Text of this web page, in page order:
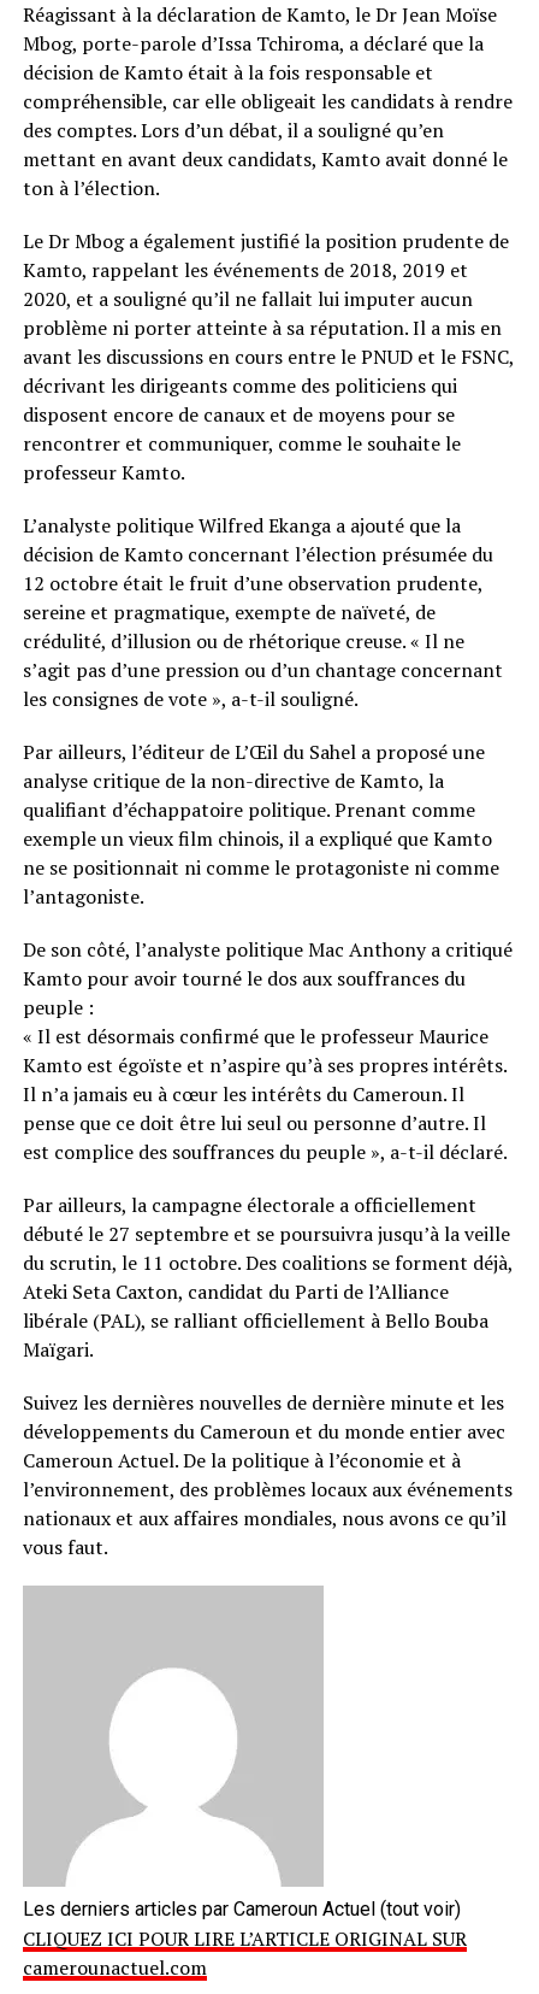
Réagissant à la déclaration de Kamto, le Dr Jean Moïse
Mbog, porte-parole d’Issa Tchiroma, a déclaré que la
décision de Kamto était à la fois responsable et
compréhensible, car elle obligeait les candidats à rendre
des comptes. Lors d’un débat, il a souligné qu’en
mettant en avant deux candidats, Kamto avait donné le
ton à l’élection.
Le Dr Mbog a également justifié la position prudente de
Kamto, rappelant les événements de 2018, 2019 et
2020, et a souligné qu’il ne fallait lui imputer aucun
problème ni porter atteinte à sa réputation. Il a mis en
avant les discussions en cours entre le PNUD et le FSNC,
décrivant les dirigeants comme des politiciens qui
disposent encore de canaux et de moyens pour se
rencontrer et communiquer, comme le souhaite le
professeur Kamto.
L’analyste politique Wilfred Ekanga a ajouté que la
décision de Kamto concernant l’élection présumée du
12 octobre était le fruit d’une observation prudente,
sereine et pragmatique, exempte de naïveté, de
crédulité, d’illusion ou de rhétorique creuse. « Il ne
s’agit pas d’une pression ou d’un chantage concernant
les consignes de vote », a-t-il souligné.
Par ailleurs, l’éditeur de L’Œil du Sahel a proposé une
analyse critique de la non-directive de Kamto, la
qualifiant d’échappatoire politique. Prenant comme
exemple un vieux film chinois, il a expliqué que Kamto
ne se positionnait ni comme le protagoniste ni comme
l’antagoniste.
De son côté, l’analyste politique Mac Anthony a critiqué
Kamto pour avoir tourné le dos aux souffrances du
peuple :
« Il est désormais confirmé que le professeur Maurice
Kamto est égoïste et n’aspire qu’à ses propres intérêts.
Il n’a jamais eu à cœur les intérêts du Cameroun. Il
pense que ce doit être lui seul ou personne d’autre. Il
est complice des souffrances du peuple », a-t-il déclaré.
Par ailleurs, la campagne électorale a officiellement
débuté le 27 septembre et se poursuivra jusqu’à la veille
du scrutin, le 11 octobre. Des coalitions se forment déjà,
Ateki Seta Caxton, candidat du Parti de l’Alliance
libérale (PAL), se ralliant officiellement à Bello Bouba
Maïgari.
Suivez les dernières nouvelles de dernière minute et les
développements du Cameroun et du monde entier avec
Cameroun Actuel. De la politique à l’économie et à
l’environnement, des problèmes locaux aux événements
nationaux et aux affaires mondiales, nous avons ce qu’il
vous faut.
Les derniers articles par Cameroun Actuel (tout voir)
CLIQUEZ ICI POUR LIRE L’ARTICLE ORIGINAL SUR
camerounactuel.com